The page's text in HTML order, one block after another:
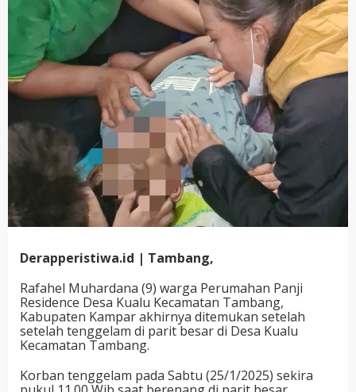
Derapperistiwa.id | Tambang,
Rafahel Muhardana (9) warga Perumahan Panji
Residence Desa Kualu Kecamatan Tambang,
Kabupaten Kampar akhirnya ditemukan setelah
setelah tenggelam di parit besar di Desa Kualu
Kecamatan Tambang.
Korban tenggelam pada Sabtu (25/1/2025) sekira